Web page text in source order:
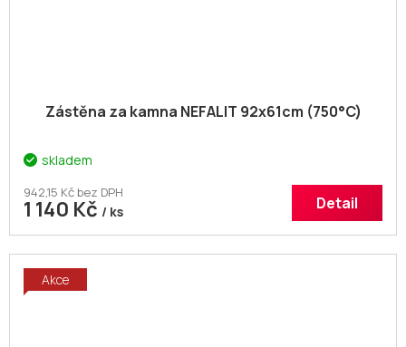
Zástěna za kamna NEFALIT 92x61cm (750°C)
skladem
942,15 Kč bez DPH
1 140 Kč / ks Detail
Akce